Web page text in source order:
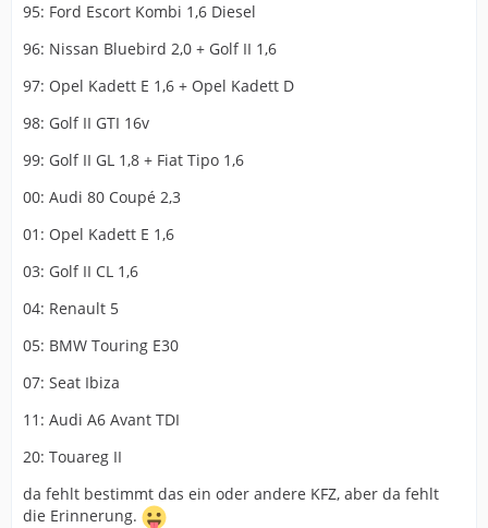
95: Ford Escort Kombi 1,6 Diesel
96: Nissan Bluebird 2,0 + Golf II 1,6
97: Opel Kadett E 1,6 + Opel Kadett D
98: Golf II GTI 16v
99: Golf II GL 1,8 + Fiat Tipo 1,6
00: Audi 80 Coupé 2,3
01: Opel Kadett E 1,6
03: Golf II CL 1,6
04: Renault 5
05: BMW Touring E30
07: Seat Ibiza
11: Audi A6 Avant TDI
20: Touareg II
da fehlt bestimmt das ein oder andere KFZ, aber da fehlt
die Erinnerung.